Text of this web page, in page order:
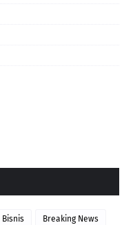
Bisnis Breaking News